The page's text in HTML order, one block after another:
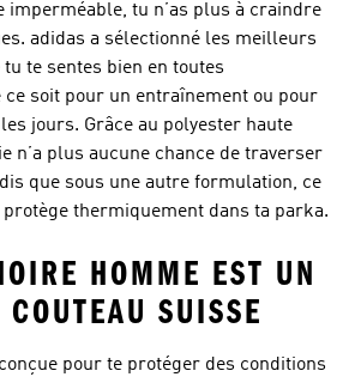
imperméable, tu n’as plus à craindre
adidas a sélectionné les meilleurs
te sentes bien en toutes
ce soit pour un entraînement ou pour
jours. Grâce au polyester haute
n’a plus aucune chance de traverser
que sous une autre formulation, ce
thermiquement dans ta parka.
HOMME EST UN
SUISSE
pour te protéger des conditions